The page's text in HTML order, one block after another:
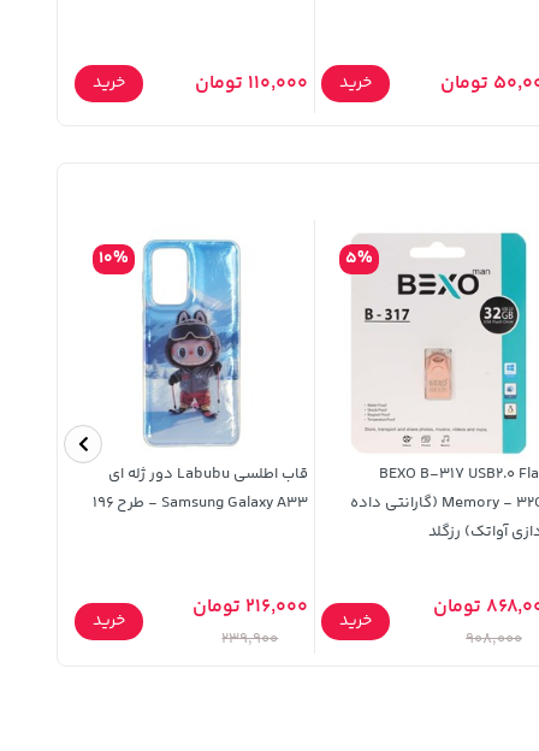
تومان خرید 110,000 تومان خرید
BEXO B-317 USB2.0
Memory - 32GB (گارانتی داده
آواتک) رزگلد
5%
تومان
908,000
خرید
قاب اطلسی Labubu دور ژله ای
Samsung Galaxy A33 - طرح 196
10%
216,000 تومان
239,900
خرید